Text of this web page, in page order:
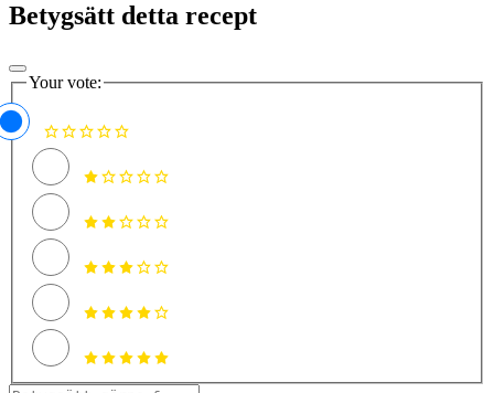
Betygsätt detta recept
Your vote: